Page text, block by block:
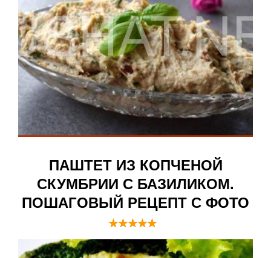
ПАШТЕТ ИЗ КОПЧЕНОЙ
СКУМБРИИ С БАЗИЛИКОМ.
ПОШАГОВЫЙ РЕЦЕПТ С ФОТО